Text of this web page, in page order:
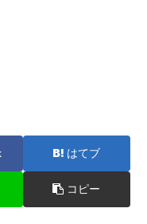
はてブ
コピー